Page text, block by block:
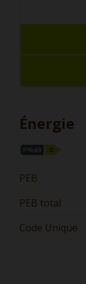
Énergie
PEB
PEB total
Code Unique